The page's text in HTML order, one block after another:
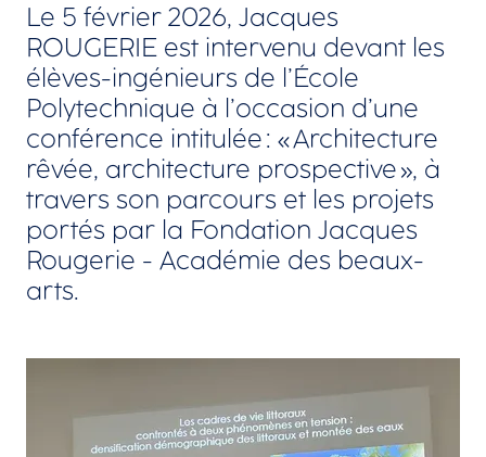
Le 5 février 2026, Jacques
ROUGERIE est intervenu devant les
élèves-ingénieurs de l’École
Polytechnique à l’occasion d’une
conférence intitulée : « Architecture
rêvée, architecture prospective », à
travers son parcours et les projets
portés par la Fondation Jacques
Rougerie - Académie des beaux-
arts.